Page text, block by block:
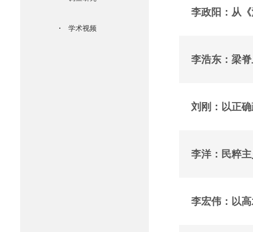
· 学术视频
李政阳：从
李浩东：梁
刘刚：以正
李洋：民粹
李宏伟：以